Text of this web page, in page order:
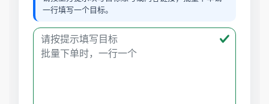
一行填写一个目标。